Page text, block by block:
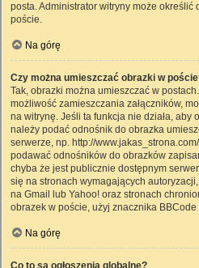
posta. Administrator witryny może
poście.
Na górę
Czy można umieszczać obrazki w
Tak, obrazki można umieszczać w
możliwość zamieszczania załączników,
na witrynę. Jeśli ta funkcja nie działa, aby
należy podać odnośnik do obrazka
serwerze, np. http://
podawać odnośników do obrazków
chyba że jest publicznie dostępnym
się na stronach wymagających
na Gmail lub Yahoo! oraz stronach
obrazek w poście, użyj znacznika BBCode
Na górę
Co to są ogłoszenia globalne?